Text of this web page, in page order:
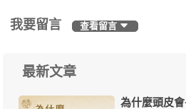
我要留言 查看留言
最新文章
為什麼頭皮